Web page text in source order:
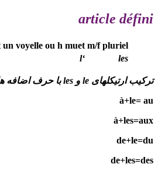
article défini
m/f pluriel
un voyelle ou h muet
les
‘l
ترکیب ارتیکلهای le و les با حرف اضافه های à و de به این تربیت خواهد بود:
à+le= au
à+les=aux
de+le=du
de+les=des